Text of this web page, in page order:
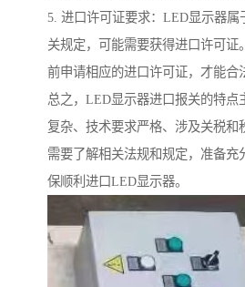
5. 进口许可证要求：LED显示器属
关规定，可能需要获得进口许可证
前申请相应的进口许可证，才能合
总之，LED显示器进口报关的特点
复杂、技术要求严格、涉及关税和
需要了解相关法规和规定，准备充
保顺利进口LED显示器。